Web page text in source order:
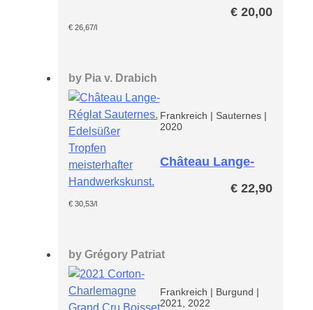
€ 20,00
€26,67/l
by Pia v. Drabich
Frankreich | Sauternes |
2020
Château Lange-
Sauternes AC
€ 22,90
€30,53/l
by Grégory Patriat
Frankreich | Burgund |
2021, 2022